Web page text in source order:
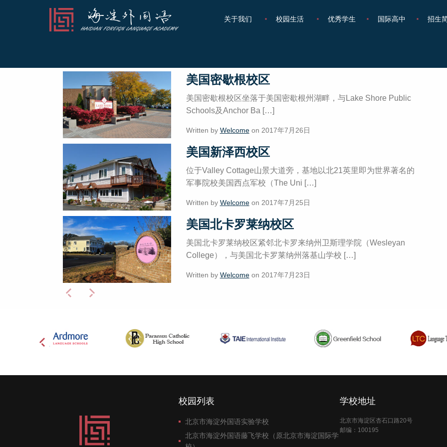
关于我们 校园生活 优秀学生 国际高中 招生
美国密歇根校区
美国密歇根校区坐落于美国密歇根州湖畔，与Lake Shore Public
Schools及Anchor Ba […]
Written by Welcomeon 2017年7月26日
美国新泽西校区
位于Valley Cottage山景大道旁，基地以北21英里即为世界著名的
军事院校美国西点军校（The Uni […]
Written by Welcomeon 2017年7月25日
美国北卡罗莱纳校区
美国北卡罗莱纳校区紧邻北卡罗来纳州卫斯理学院（Wesleyan
College），与美国北卡罗莱纳州落基山学校 […]
Written by Welcomeon 2017年7月23日
校园列表
北京市海淀外国语实验学校
北京市海淀外国语藤飞学校（原北京市海淀国际学
学校地址
北京市海淀区杏石口路20号
邮编：100195